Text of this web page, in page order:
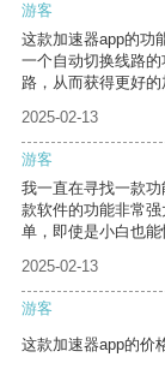
游客
这款加速器app的功
一个自动切换线路
路，从而获得更好的
2025-02-13
游客
我一直在寻找一款
款软件的功能非常
单，即使是小白也能
2025-02-13
游客
这款加速器app的价